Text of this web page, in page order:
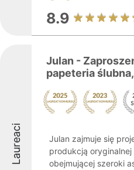
8.9
Laureaci
Julan -
papeteria
Julan zajmuje się
produkcją
obejmującej szeroki